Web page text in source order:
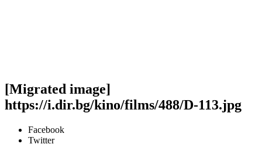
[Migrated image]
https://i.dir.bg/kino/films/488/D-113.jpg
Facebook
Twitter